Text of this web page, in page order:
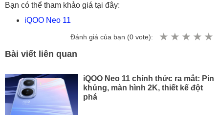
Bạn có thể tham khảo giá tại đây:
iQOO Neo 11
Đánh giá của bạn (0 vote):
Bài viết liên quan
iQOO Neo 11 chính thức ra mắt: Pin
khủng, màn hình 2K, thiết kế đột
phá